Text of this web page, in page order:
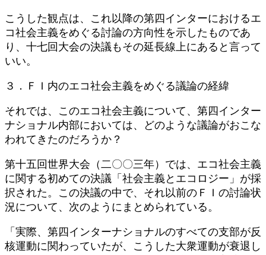
こうした観点は、これ以降の第四インターにおけるエ
コ社会主義をめぐる討論の方向性を示したものであ
り、十七回大会の決議もその延長線上にあると言って
いい。
３．ＦＩ内のエコ社会主義をめぐる議論の経緯
それでは、このエコ社会主義について、第四インター
ナショナル内部においては、どのような議論がおこな
われてきたのだろうか？
第十五回世界大会（二〇〇三年）では、エコ社会主義
に関する初めての決議「社会主義とエコロジー」が採
択された。この決議の中で、それ以前のＦＩの討論状
況について、次のようにまとめられている。
「実際、第四インターナショナルのすべての支部が反
核運動に関わっていたが、こうした大衆運動が衰退し